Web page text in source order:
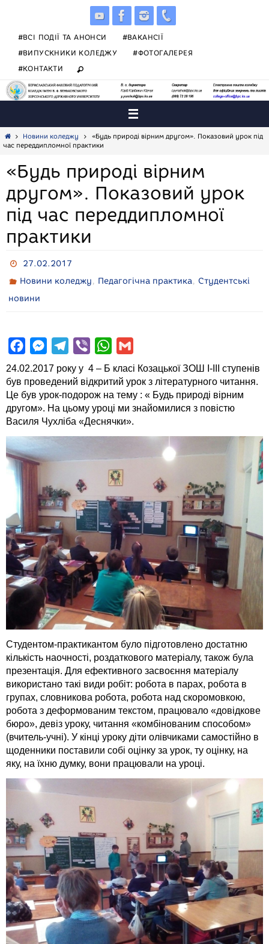
#ВСІ ПОДІЇ ТА АНОНСИ
#ВАКАНСІЇ
#ВИПУСКНИКИ КОЛЕДЖУ
#ФОТОГАЛЕРЕЯ
#КОНТАКТИ
HomeНовини коледжу
«Будь природі вірним другом». Показовий урок під
час переддипломної практики
«Будь природі вірним
другом». Показовий урок
під час переддипломної
практики
27.02.2017
Новини коледжу, Педагогічна практика,Студентські
новини
a
c
e
b
k
M
e
s
s
e
n
e
l
e
g
m
i
b
e
r
W
a
t
s
m
a
i
l
24.02.2017 року у 4 – Б класі Козацької ЗОШ І-ІІІ ступенів
був проведений відкритий урок з літературного читання.
Це був урок-подорож на тему : « Будь природі вірним
другом». На цьому уроці ми знайомилися з повістю
Василя Чухліба «Деснячки».
Студентом-практикантом було підготовлено достатню
кількість наочності, роздаткового матеріалу, також була
презентація. Для ефективного засвоєння матеріалу
використано такі види робіт: робота в парах, робота в
групах, словникова робота, робота над скоромовкою,
робота з деформованим текстом, працювало «довідкове
бюро», девіз уроку, читання «комбінованим способом»
(вчитель-учні). У кінці уроку діти олівчиками самостійно в
щоденники поставили собі оцінку за урок, ту оцінку, на
яку, на їхню думку, вони працювали на уроці.